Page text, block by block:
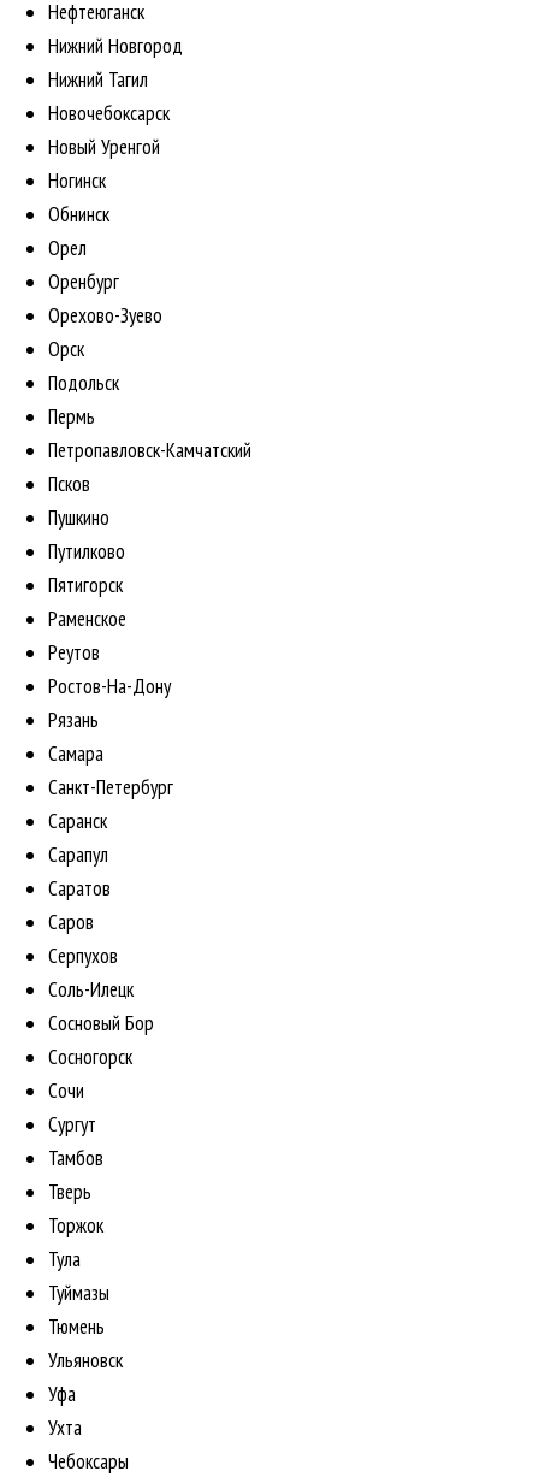
Нефтеюганск
Нижний Новгород
Нижний Тагил
Новочебоксарск
Новый Уренгой
Ногинск
Обнинск
Орел
Оренбург
Орехово-Зуево
Орск
Подольск
Пермь
Петропавловск-Камчатский
Псков
Пушкино
Путилково
Пятигорск
Раменское
Реутов
Ростов-На-Дону
Рязань
Самара
Санкт-Петербург
Саранск
Сарапул
Саратов
Саров
Серпухов
Соль-Илецк
Сосновый Бор
Сосногорск
Сочи
Сургут
Тамбов
Тверь
Торжок
Тула
Туймазы
Тюмень
Ульяновск
Уфа
Ухта
Чебоксары